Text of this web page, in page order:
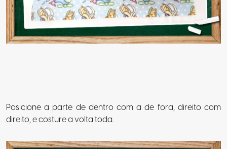
Posicione a parte de dentro com a de fora, direito com
direito, e costure a volta toda.